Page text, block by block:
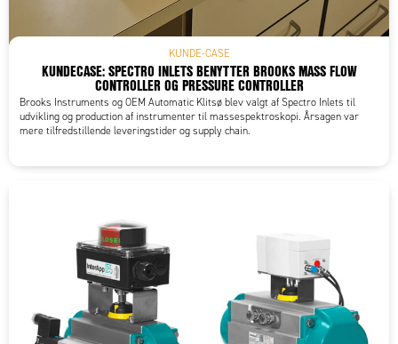
KUNDE-CASE
KUNDECASE: SPECTRO INLETS BENYTTER BROOKS MASS FLOW
CONTROLLER OG PRESSURE CONTROLLER
Brooks Instruments og OEM Automatic Klitsø blev valgt af Spectro Inlets til
udvikling og production af instrumenter til massespektroskopi. Årsagen var
mere tilfredstillende leveringstider og supply chain.